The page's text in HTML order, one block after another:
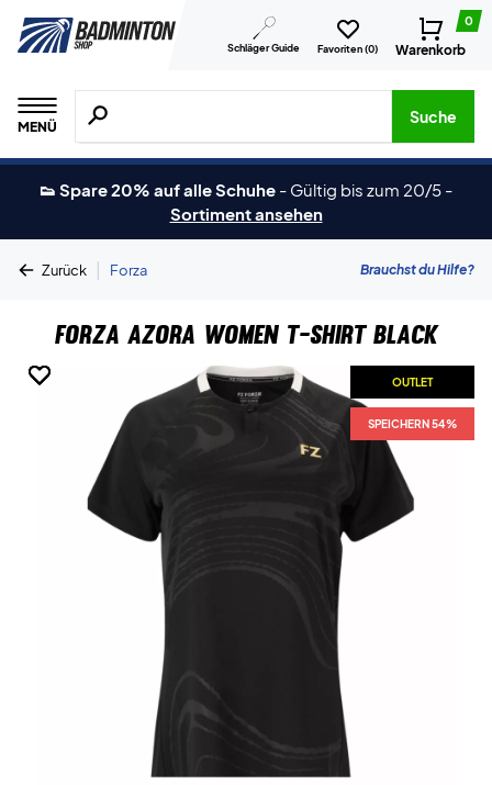
Schläger Guide Favoriten (0)
0
Warenkorb
MENÜ
Suche nach Produkten, Marken usw.
Suche
👟 Spare 20% auf alle Schuhe - Gültig bis zum 20/5 -
Sortiment ansehen
Zurück | Forza Brauchst du Hilfe?
Forza Azora Women T-shirt Black
OUTLET
SPEICHERN 54%
OUTLET
SPEICHERN 54%
OUTLET
SPEICHERN 54%
OUTLET
SPEICHERN 54%
OUTLET
SPEICHERN 54%